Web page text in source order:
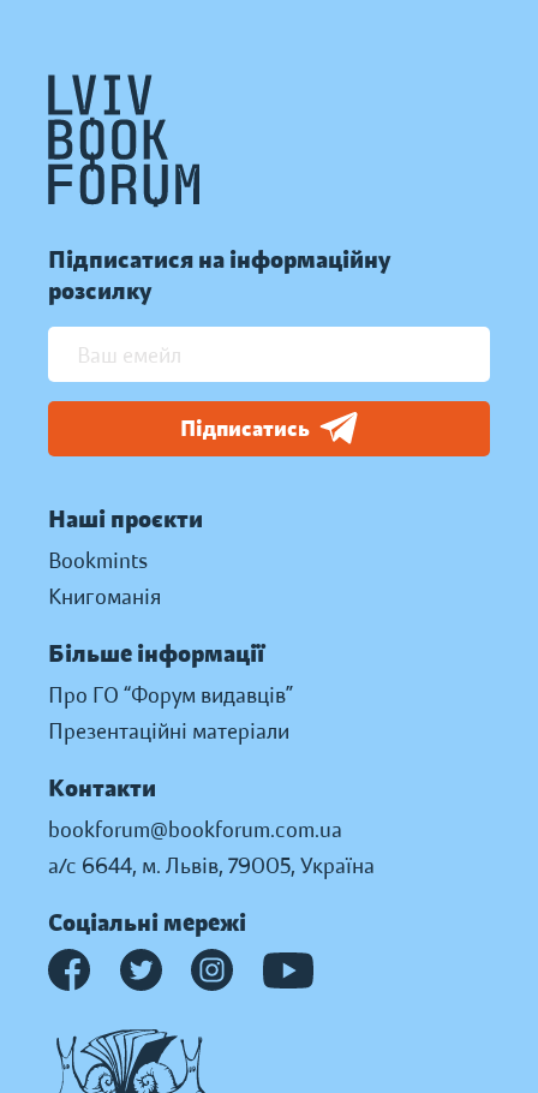
Підписатися на інформаційну
розсилку
Підписатись
Наші проєкти
Bookmints
Книгоманія
Більше інформації
Про ГО “Форум видавців”
Презентаційні матеріали
Контакти
bookforum@bookforum.com.ua
а/с 6644, м. Львів, 79005, Україна
Соціальні мережі